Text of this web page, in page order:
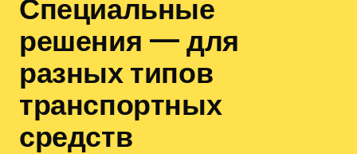
Специальные
решения — для
разных типов
транспортных
средств